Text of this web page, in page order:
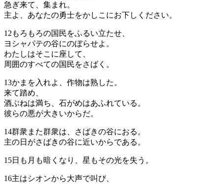
急ぎ来て、集まれ。
主よ、あなたの勇士をかしこにお下しください。
12もろもろの国民をふるい立たせ、
ヨシャパテの谷にのぼらせよ。
わたしはそこに座して、
周囲のすべての国民をさばく。
13かまを入れよ、作物は熟した。
来て踏め、
酒ぶねは満ち、石がめはあふれている。
彼らの悪が大きいからだ。
14群衆また群衆は、さばきの谷におる。
主の日がさばきの谷に近いからである。
15日も月も暗くなり、星もその光を失う。
16主はシオンから大声で叫び、